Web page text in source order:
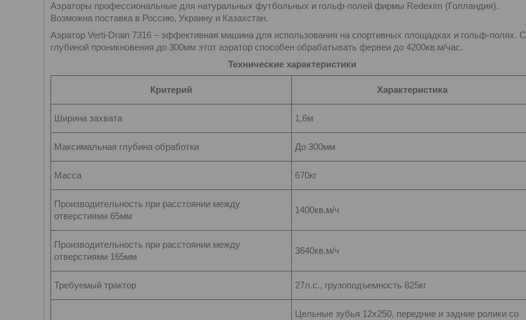
Аэраторы профессиональные для натуральных футбольных и гольф-полей фирмы Rеdexim (Голландия).
Возможна поставка в Россию, Украину и Казахстан.
Аэратор Verti-Drain 7316 – эффективная машина для использования на спортивных площадках и гольф-полях. С
глубиной проникновения до 300мм этот аэратор способен обрабатывать фервеи до 4200кв.м/час.
Технические характеристики
Критерий Характеристика
Ширина захвата 1,6м
Максимальная глубина обработки До 300мм
Масса 670кг
Производительность при расстоянии между
отверстиями 65мм
1400кв.м/ч
Производительность при расстоянии между
отверстиями 165мм
3640кв.м/ч
Требуемый трактор 27л.с., грузоподъемность 825кг
Цельные зубья 12х250, передние и задние ролики со